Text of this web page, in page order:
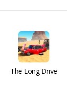
The Long Drive